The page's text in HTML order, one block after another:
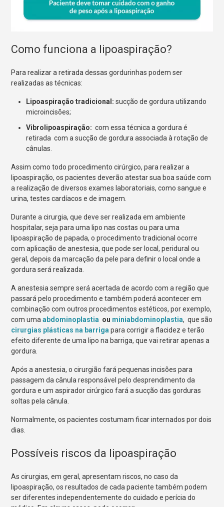
Como funciona a lipoaspiração?
Para realizar a retirada dessas gordurinhas podem ser
realizadas as técnicas:
Lipoaspiração tradicional: sucção de gordura utilizando
microincisões;
Vibrolipoaspiração: com essa técnica a gordura é
retirada com a sucção de gordura associada à rotação de
cânulas.
Assim como todo procedimento cirúrgico, para realizar a
lipoaspiração, os pacientes deverão atestar sua boa saúde com
a realização de diversos exames laboratoriais, como sangue e
urina, testes cardíacos e de imagem.
Durante a cirurgia, que deve ser realizada em ambiente
hospitalar, seja para uma lipo nas costas ou para uma
lipoaspiração de papada, o procedimento tradicional ocorre
com aplicação de anestesia, que pode ser local, peridural ou
geral, depois da marcação da pele para definir o local onde a
gordura será realizada.
A anestesia sempre será acertada de acordo com a região que
passará pelo procedimento e também poderá acontecer em
combinação com outros procedimentos estéticos, por exemplo,
com umaabdominoplastia ou miniabdominoplastia, que são
cirurgias plásticas na barrigapara corrigir a flacidez e terão
efeito diferente de uma lipo na barriga, que vai retirar apenas a
gordura.
Após a anestesia, o cirurgião fará pequenas incisões para
passagem da cânula responsável pelo desprendimento da
gordura e um aspirador cirúrgico fará a sucção das gorduras
soltas pela cânula.
Normalmente, os pacientes costumam ficar internados por dois
dias.
Possíveis riscos da lipoaspiração
As cirurgias, em geral, apresentam riscos, no caso da
lipoaspiração, os resultados de cada paciente também podem
ser diferentes independentemente do cuidado e perícia do